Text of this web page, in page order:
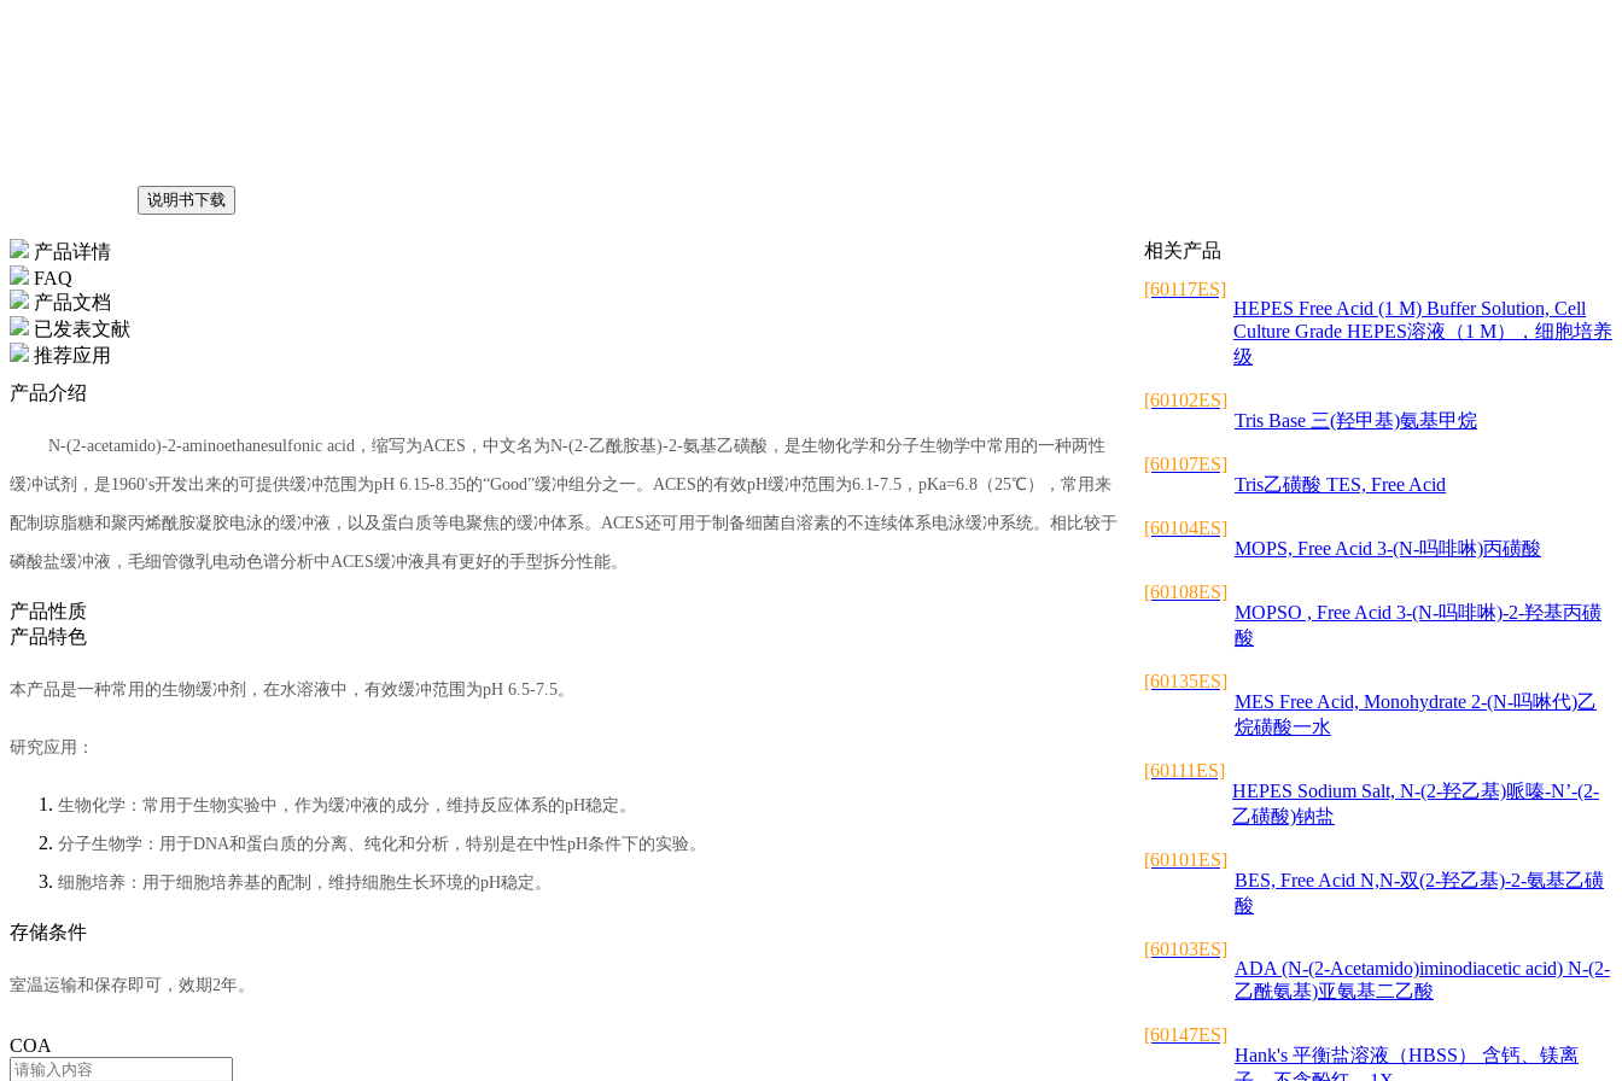
说明书下载
产品详情
FAQ
产品文档
已发表文献
推荐应用
产品介绍
N-(2-acetamido)-2-aminoethanesulfonic acid，缩写为ACES，中文名为N-(2-乙酰胺基)-2-氨基乙磺酸，是生物化学和分子生物学中常用的一种两性
缓冲试剂，是1960's开发出来的可提供缓冲范围为pH 6.15-8.35的“Good”缓冲组分之一。ACES的有效pH缓冲范围为6.1-7.5，pKa=6.8（25℃），常用来
配制琼脂糖和聚丙烯酰胺凝胶电泳的缓冲液，以及蛋白质等电聚焦的缓冲体系。ACES还可用于制备细菌自溶素的不连续体系电泳缓冲系统。相比较于
磷酸盐缓冲液，毛细管微乳电动色谱分析中ACES缓冲液具有更好的手型拆分性能。
产品性质
产品特色
本产品是一种常用的生物缓冲剂，在水溶液中，有效缓冲范围为pH 6.5-7.5。
研究应用：
生物化学：常用于生物实验中，作为缓冲液的成分，维持反应体系的pH稳定。
分子生物学：用于DNA和蛋白质的分离、纯化和分析，特别是在中性pH条件下的实验。
细胞培养：用于细胞培养基的配制，维持细胞生长环境的pH稳定。
存储条件
室温运输和保存即可，效期2年。
COA
相关产品
[60117ES]
HEPES Free Acid (1 M) Buffer Solution, Cell
Culture Grade HEPES溶液（1 M），细胞培养
级
[60102ES]
Tris Base 三(羟甲基)氨基甲烷
[60107ES]
Tris乙磺酸 TES, Free Acid
[60104ES]
MOPS, Free Acid 3-(N-吗啡啉)丙磺酸
[60108ES]
MOPSO , Free Acid 3-(N-吗啡啉)-2-羟基丙磺
酸
[60135ES]
MES Free Acid, Monohydrate 2-(N-吗啉代)乙
烷磺酸一水
[60111ES]
HEPES Sodium Salt, N-(2-羟乙基)哌嗪-N’-(2-
乙磺酸)钠盐
[60101ES]
BES, Free Acid N,N-双(2-羟乙基)-2-氨基乙磺
酸
[60103ES]
ADA (N-(2-Acetamido)iminodiacetic acid) N-(2-
乙酰氨基)亚氨基二乙酸
[60147ES]
Hank's 平衡盐溶液（HBSS） 含钙、镁离